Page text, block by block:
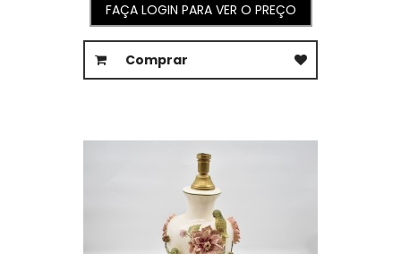
FAÇA LOGIN PARA VER O PREÇO
Comprar